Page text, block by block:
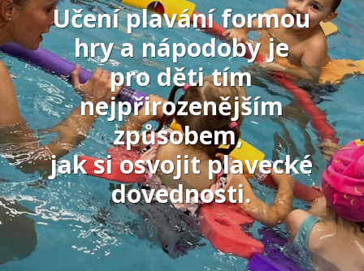
Učení plavání formou
hry a nápodoby je
pro děti tím
nejpřirozenějším
způsobem,
jak si osvojit plavecké
dovednosti.